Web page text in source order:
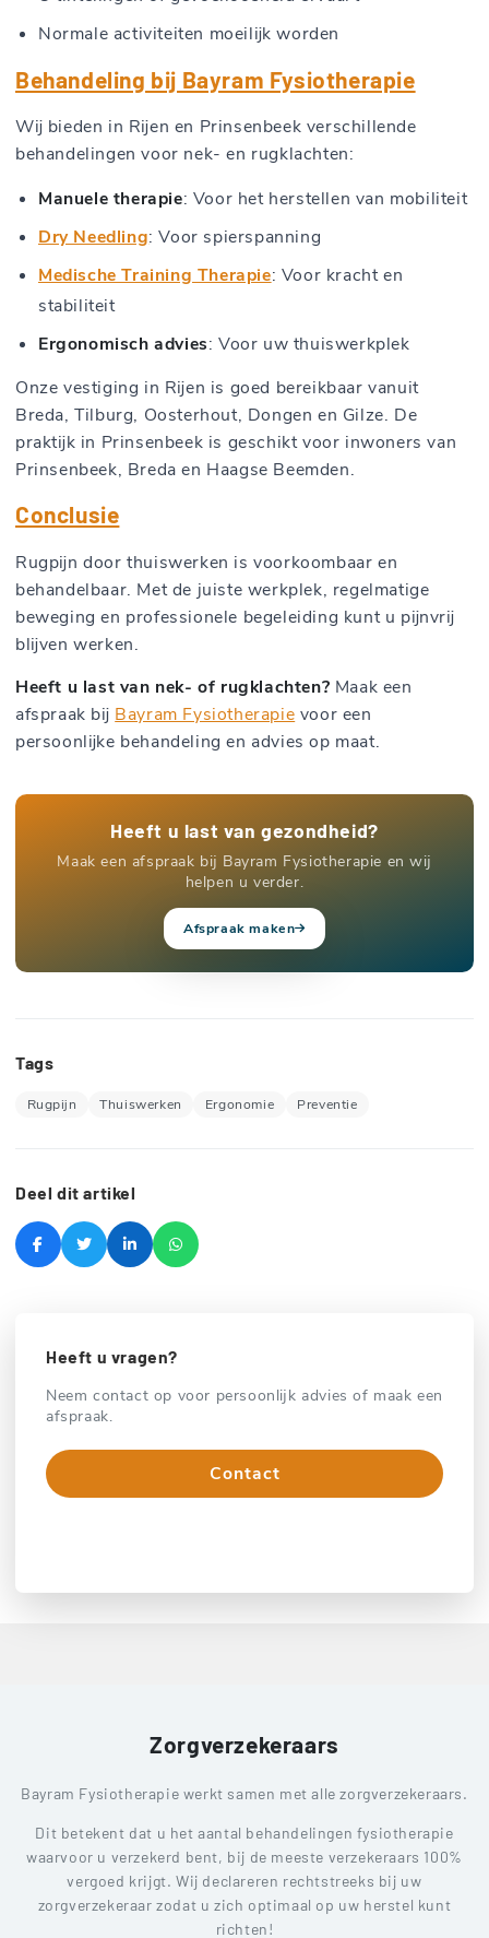
Normale activiteiten moeilijk worden
Behandeling bij Bayram Fysiotherapie
Wij bieden in Rijen en Prinsenbeek verschillende
behandelingen voor nek- en rugklachten:
Manuele therapie: Voor het herstellen van mobiliteit
Dry Needling: Voor spierspanning
Medische Training Therapie: Voor kracht en
stabiliteit
Ergonomisch advies: Voor uw thuiswerkplek
Onze vestiging in Rijen is goed bereikbaar vanuit
Breda, Tilburg, Oosterhout, Dongen en Gilze. De
praktijk in Prinsenbeek is geschikt voor inwoners van
Prinsenbeek, Breda en Haagse Beemden.
Conclusie
Rugpijn door thuiswerken is voorkoombaar en
behandelbaar. Met de juiste werkplek, regelmatige
beweging en professionele begeleiding kunt u pijnvrij
blijven werken.
Heeft u last van nek- of rugklachten? Maak een
afspraak bij Bayram Fysiotherapie voor een
persoonlijke behandeling en advies op maat.
Heeft u last van gezondheid?
Maak een afspraak bij Bayram Fysiotherapie en wij
helpen u verder.
Afspraak maken
Tags
Rugpijn Thuiswerken Ergonomie Preventie
Deel dit artikel
Heeft u vragen?
Neem contact op voor persoonlijk advies of maak een
afspraak.
Contact
Zorgverzekeraars
Bayram Fysiotherapie werkt samen met alle zorgverzekeraars.
Dit betekent dat u het aantal behandelingen fysiotherapie
waarvoor u verzekerd bent, bij de meeste verzekeraars 100%
vergoed krijgt. Wij declareren rechtstreeks bij uw
zorgverzekeraar zodat u zich optimaal op uw herstel kunt
richten!